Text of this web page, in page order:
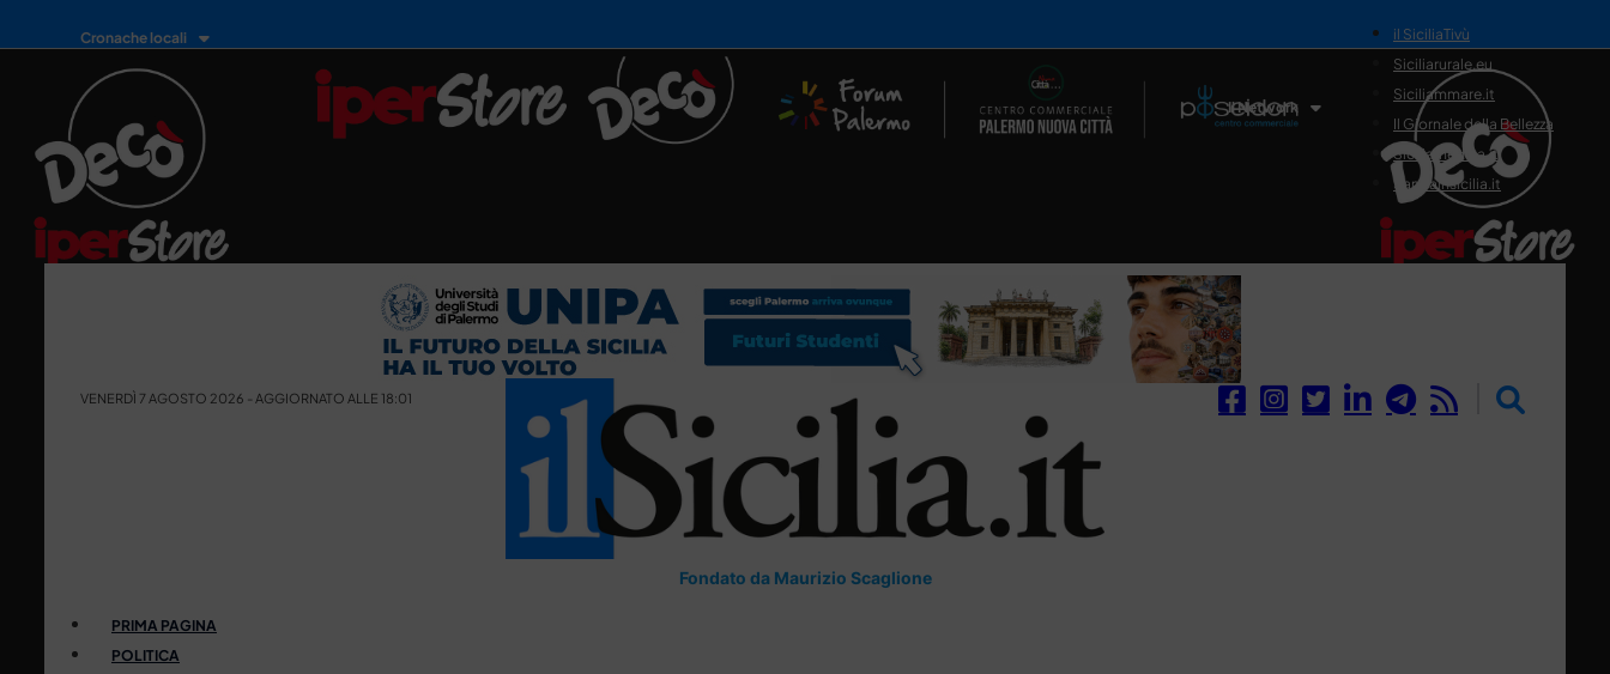
Cronache locali
Il Network
il SiciliaTivù
Siciliarurale.eu
Siciliammare.it
Il Giornale della Bellezza
Siciliamedica.it
Sanitainsicilia.it
VENERDÌ 7 AGOSTO 2026 - AGGIORNATO ALLE 18:01
Fondato da Maurizio Scaglione
PRIMA PAGINA
POLITICA